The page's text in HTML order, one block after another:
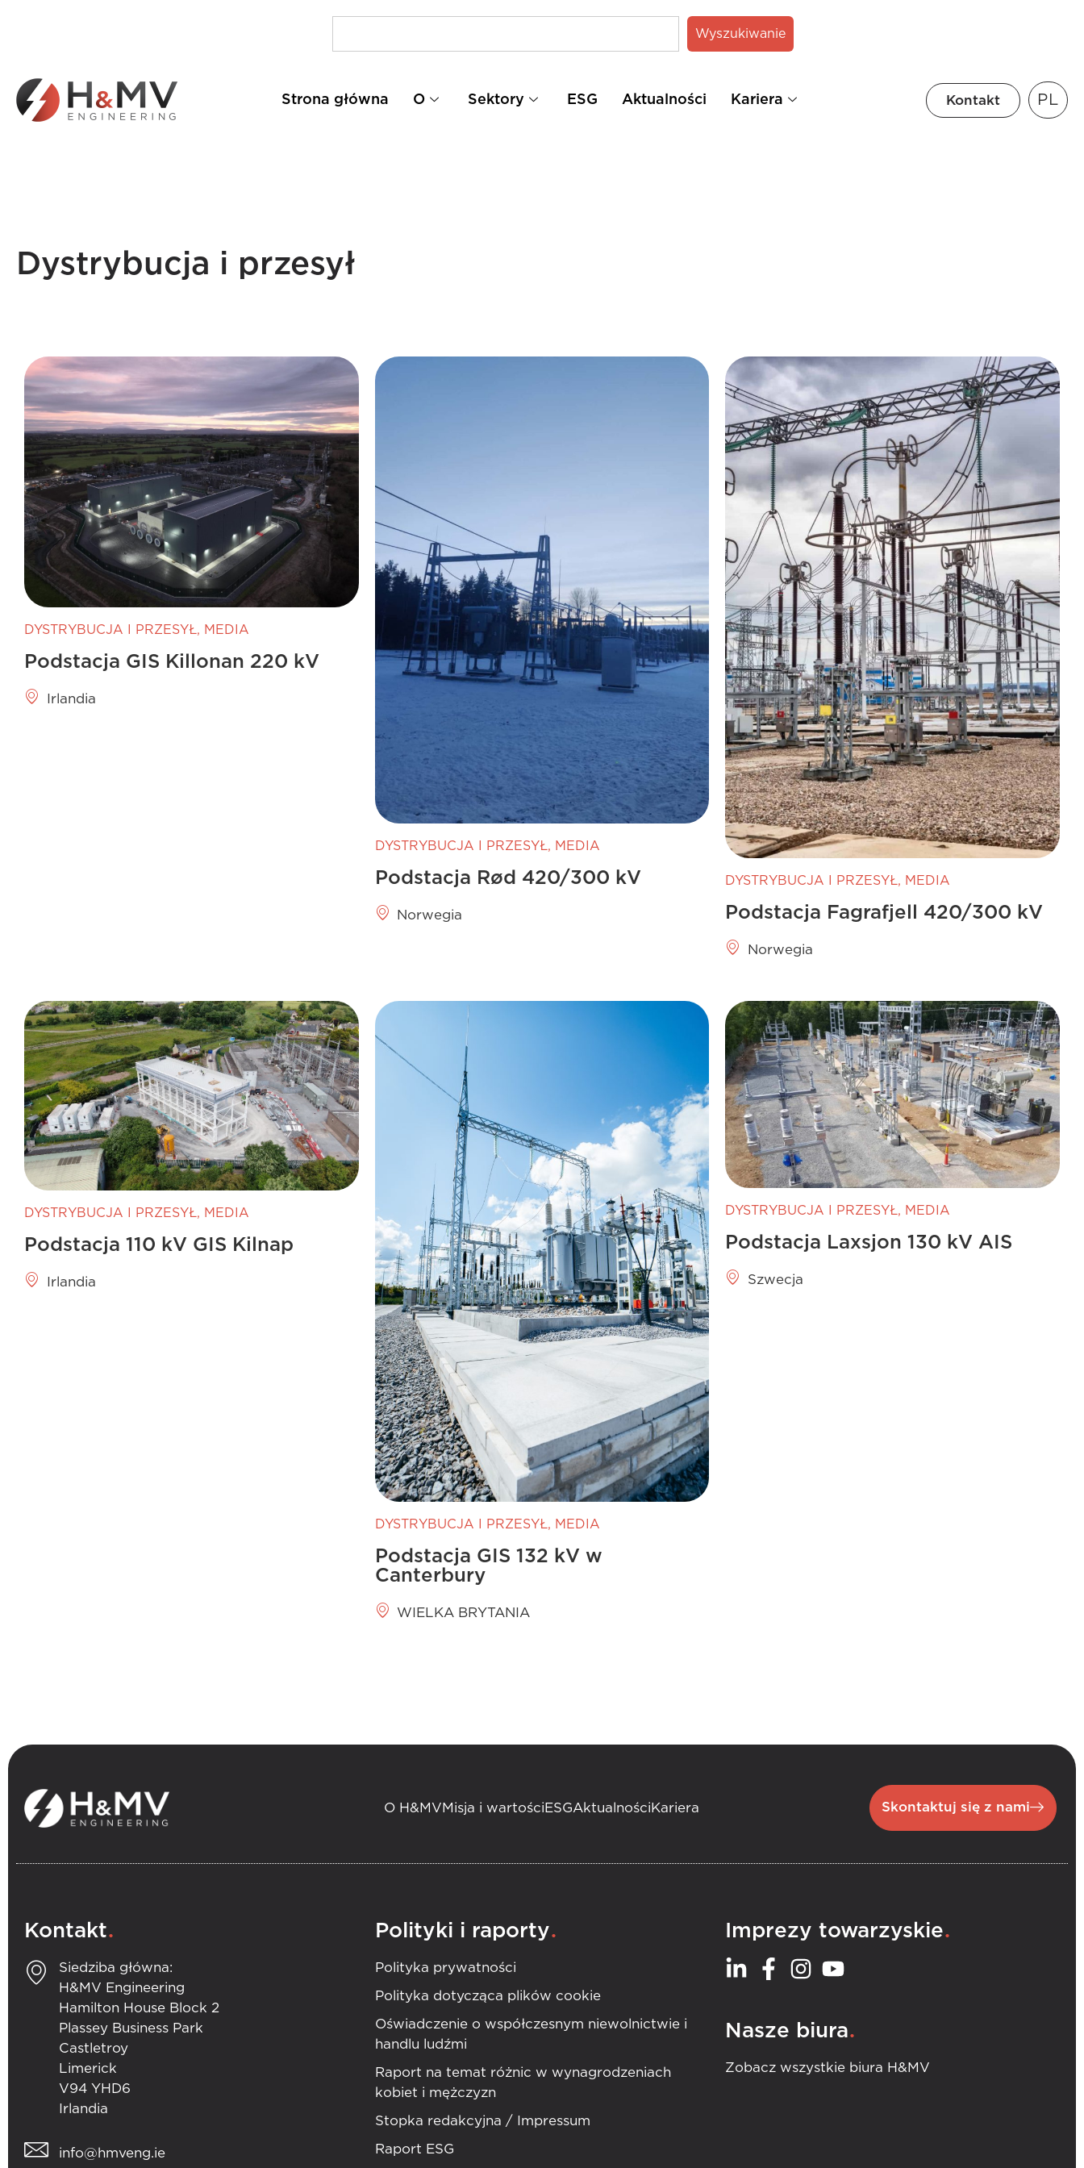
Wyszukiwanie
Strona główna O Sektory ESG Aktualności Kariera Kontakt PL
Dystrybucja i przesył
DYSTRYBUCJA I PRZESYŁ, MEDIA
Podstacja GIS Killonan 220 kV
Irlandia
DYSTRYBUCJA I PRZESYŁ, MEDIA
Podstacja Rød 420/300 kV
Norwegia
DYSTRYBUCJA I PRZESYŁ, MEDIA
Podstacja Fagrafjell 420/300 kV
Norwegia
DYSTRYBUCJA I PRZESYŁ, MEDIA
Podstacja 110 kV GIS Kilnap
Irlandia
DYSTRYBUCJA I PRZESYŁ, MEDIA
Podstacja GIS 132 kV w
Canterbury
WIELKA BRYTANIA
DYSTRYBUCJA I PRZESYŁ, MEDIA
Podstacja Laxsjon 130 kV AIS
Szwecja
O H&MV Misja i wartości ESGAktualności Kariera Skontaktuj się z nami
Kontakt.
Siedziba główna:
H&MV Engineering
Hamilton House Block 2
Plassey Business Park
Castletroy
Limerick
V94 YHD6
Irlandia
info@hmveng.ie
Polityki i raporty.
Polityka prywatności
Polityka dotycząca plików cookie
Oświadczenie o współczesnym niewolnictwie i
handlu ludźmi
Raport na temat różnic w wynagrodzeniach
kobiet i mężczyzn
Stopka redakcyjna / Impressum
Raport ESG
Imprezy towarzyskie.
Nasze biura.
Zobacz wszystkie biura H&MV